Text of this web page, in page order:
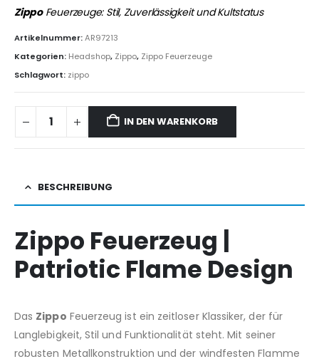
ZippoFeuerzeuge: Stil, Zuverlässigkeit und Kultstatus
Artikelnummer:AR97213
Kategorien: Headshop, Zippo, Zippo Feuerzeuge
Schlagwort: zippo
IN DEN WARENKORB
BESCHREIBUNG
Zippo Feuerzeug |
Patriotic Flame Design
Das Zippo Feuerzeug ist ein zeitloser Klassiker, der für
Langlebigkeit, Stil und Funktionalität steht. Mit seiner
robusten Metallkonstruktion und der windfesten Flamme